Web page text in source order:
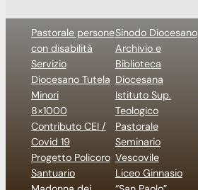
Pastorale persone
con disabilità
Servizio
Diocesano Tutela
Minori
8×1000
Contributo CEI /
Covid 19
Progetto Policoro
Santuario
Sinodo Diocesano
Archivio e
Biblioteca
Diocesana
Istituto Sup.
Teologico
Pastorale
Seminario
Vescovile
Liceo Ginnasio